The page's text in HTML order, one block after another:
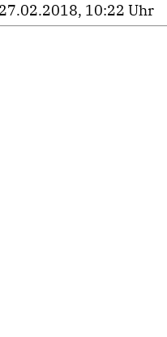
27.02.2018, 10:22 Uhr